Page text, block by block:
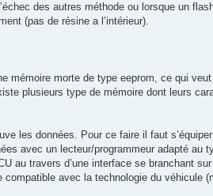
des autres méthode ou lorsque un
(pas de résine a l’intérieur).
mémoire morte de type eeprom, ce qui
plusieurs type de mémoire dont leurs
les données. Pour ce faire il faut
avec un lecteur/programmeur adapté au
au travers d’une interface se branchant
avec la technologie du véhicule